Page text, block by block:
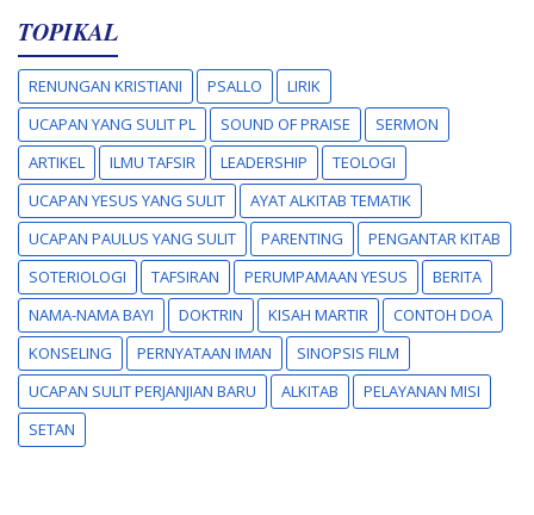
TOPIKAL
RENUNGAN KRISTIANI PSALLO
LIRIK
UCAPAN YANG SULIT PL
SOUND OF PRAISE
SERMON
ARTIKEL
ILMU TAFSIR LEADERSHIP
TEOLOGI
UCAPAN YESUS YANG SULIT
AYAT ALKITAB TEMATIK
UCAPAN PAULUS YANG SULIT
PARENTING
PENGANTAR KITAB
SOTERIOLOGI
TAFSIRAN PERUMPAMAAN YESUS
BERITA
NAMA-NAMA BAYI
DOKTRIN KISAH MARTIR
CONTOH DOA
KONSELING
PERNYATAAN IMAN
SINOPSIS FILM
UCAPAN SULIT PERJANJIAN BARU
ALKITAB
PELAYANAN MISI
SETAN